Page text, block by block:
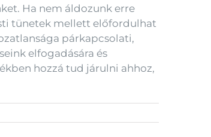
Ha nem áldozunk erre
tünetek mellett előfordulhat
párkapcsolati,
elfogadására és
hozzá tud járulni ahhoz,